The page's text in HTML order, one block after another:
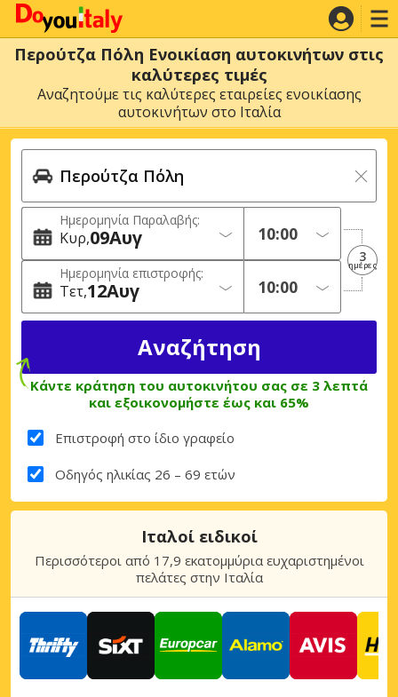
Περούτζα Πόλη Ενοικίαση αυτοκινήτων στις
καλύτερες τιμές
Αναζητούμε τις καλύτερες εταιρείες ενοικίασης
αυτοκινήτων στο Ιταλία
Ημερομηνία Παραλαβής:
Κυρ 09Αυγ
Ημερομηνία επιστροφής:
Τετ 12Αυγ
3
ημέρες
Κάντε κράτηση του αυτοκινήτου σας σε 3 λεπτά
και εξοικονομήστε έως και 65%
Επιστροφή στο ίδιο γραφείο
Οδηγός ηλικίας 26 – 69 ετών
Ιταλοί ειδικοί
Περισσότεροι από 17,9 εκατομμύρια ευχαριστημένοι
πελάτες στην Ιταλία